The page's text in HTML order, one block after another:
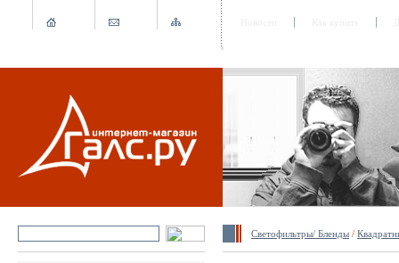
Светофильтры/ Бленды /